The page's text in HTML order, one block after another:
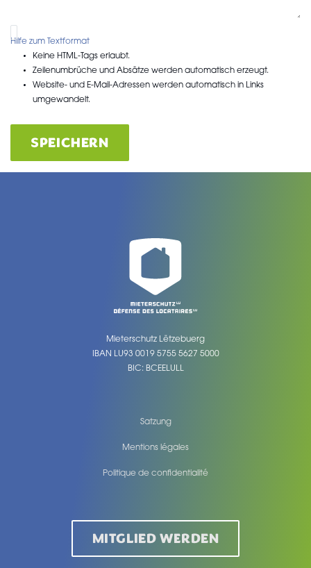
Hilfe zum Textformat
Keine HTML-Tags erlaubt.
Zeilenumbrüche und Absätze werden automatisch erzeugt.
Website- und E-Mail-Adressen werden automatisch in Links
umgewandelt.
SPEICHERN
Mieterschutz Lëtzebuerg
IBAN LU93 0019 5755 5627 5000
BIC: BCEELULL
Satzung
Mentions légales
Politique de confidentialité
MITGLIED WERDEN